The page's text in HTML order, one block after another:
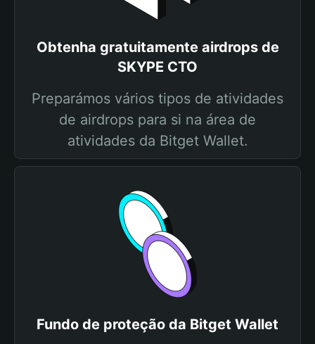
Obtenha gratuitamente airdrops de
SKYPE CTO
Preparámos vários tipos de atividades
de airdrops para si na área de
atividades da Bitget Wallet.
Fundo de proteção da Bitget Wallet